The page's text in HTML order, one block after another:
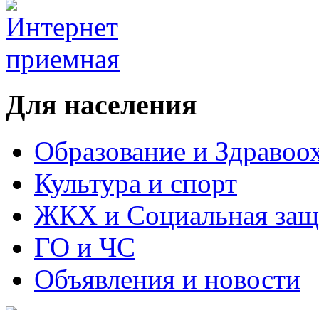
Для населения
Образование и
Культура и спорт
ЖКХ и Социальная
ГО и ЧС
Объявления и новости